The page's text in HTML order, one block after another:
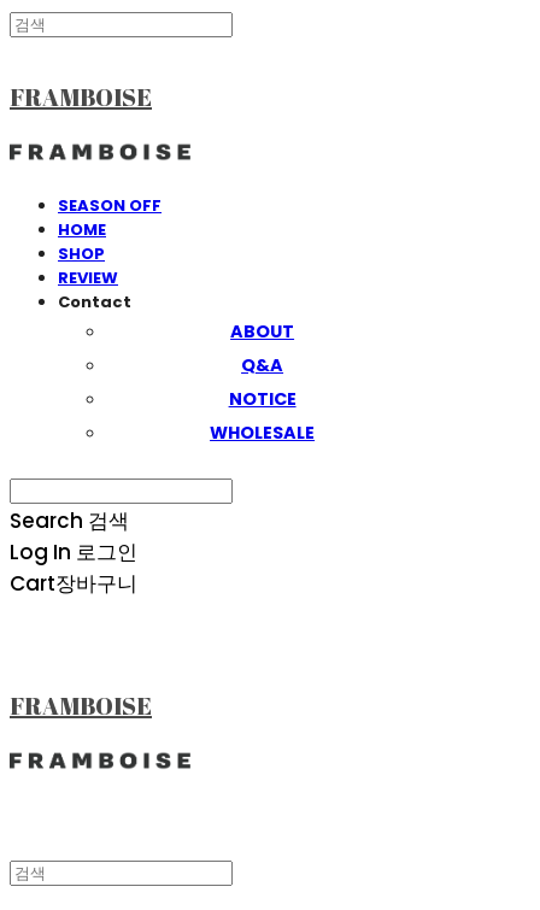
FRAMBOISE
SEASON OFF
HOME
SHOP
REVIEW
Contact
ABOUT
Q&A
NOTICE
WHOLESALE
Search 검색
Log In 로그인
Cart장바구니
FRAMBOISE